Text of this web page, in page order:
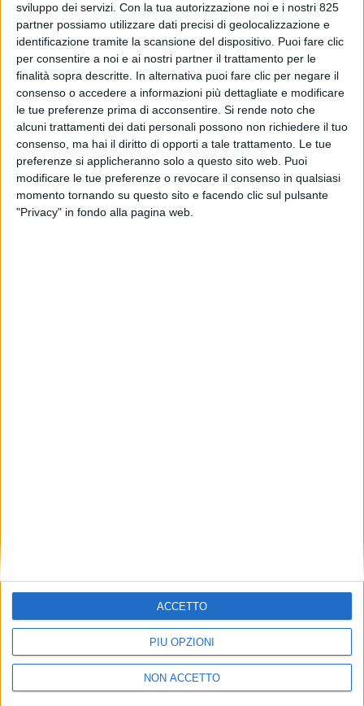
sviluppo dei servizi. Con la tua autorizzazione noi e i nostri 825
partner possiamo utilizzare dati precisi di geolocalizzazione e
identificazione tramite la scansione del dispositivo. Puoi fare clic
per consentire a noi e ai nostri partner il trattamento per le
finalità sopra descritte. In alternativa puoi fare clic per negare il
consenso o accedere a informazioni più dettagliate e modificare
le tue preferenze prima di acconsentire. Si rende noto che
alcuni trattamenti dei dati personali possono non richiedere il tuo
consenso, ma hai il diritto di opporti a tale trattamento. Le tue
preferenze si applicheranno solo a questo sito web. Puoi
modificare le tue preferenze o revocare il consenso in qualsiasi
momento tornando su questo sito e facendo clic sul pulsante
"Privacy" in fondo alla pagina web.
PIÙ OPZIONI
NON ACCETTO
ACCETTO
Made in Italy e logistica: “Un
errore pensare che vendendo
Exw il prezzo della merce sia
più basso”
NOTIZIE E INTERVISTE IN EVIDENZA 29 DICEMBRE 2020